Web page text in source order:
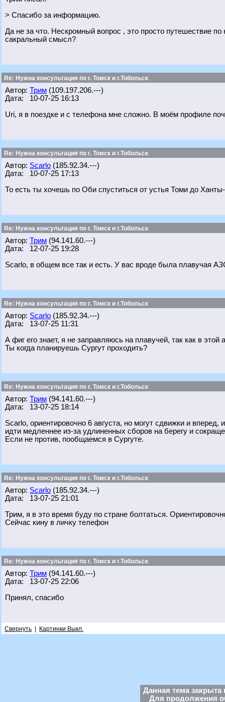
> Спасибо за информацию.
Да не за что. Нескромный вопрос , это просто путешествие
сакральный смысл?
Re: Нужна консультация по г. Томск и г.Тобольск
Автор: Трим (109.197.206.---)
Дата: 10-07-25 16:13
Uri, я в поездке и с телефона мне сложно. В моём профиле
Re: Нужна консультация по г. Томск и г.Тобольск
Автор: Scarlo (185.92.34.---)
Дата: 10-07-25 17:13
То есть ты хочешь по Оби спуститься от устья Томи до
Re: Нужна консультация по г. Томск и г.Тобольск
Автор: Трим (94.141.60.---)
Дата: 12-07-25 19:28
Scarlo, в общем все так и есть. У вас вроде была плавучая
Re: Нужна консультация по г. Томск и г.Тобольск
Автор: Scarlo (185.92.34.---)
Дата: 13-07-25 11:31
А фиг его знает, я не заправляюсь на плавучей, так как в
Ты когда планируешь Сургут проходить?
Re: Нужна консультация по г. Томск и г.Тобольск
Автор: Трим (94.141.60.---)
Дата: 13-07-25 18:14
Scarlo, ориентировочно 6 августа, но могут сдвижки и
идти медленнее из-за удлиненных сборов на берегу и
Если не против, пообщаемся в Сургуте.
Re: Нужна консультация по г. Томск и г.Тобольск
Автор: Scarlo (185.92.34.---)
Дата: 13-07-25 21:01
Трим, я в это время буду по стране болтаться.
Сейчас кину в личку телефон
Re: Нужна консультация по г. Томск и г.Тобольск
Автор: Трим (94.141.60.---)
Дата: 13-07-25 22:06
Принял, спасибо
Свернуть Картинки Выкл.
Данная тема закрыта
Для продолжения